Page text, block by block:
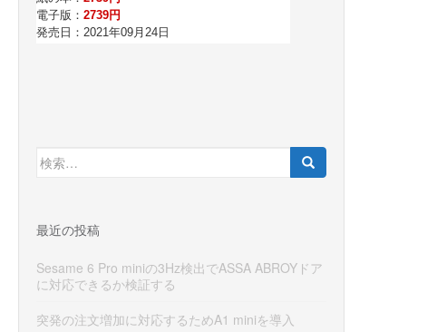
検
索:
最近の投稿
Sesame 6 Pro miniの3Hz検出でASSA ABROYドア
に対応できるか検証する
突発の注文増加に対応するためA1 miniを導入